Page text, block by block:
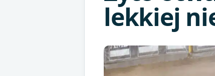
lekkiej